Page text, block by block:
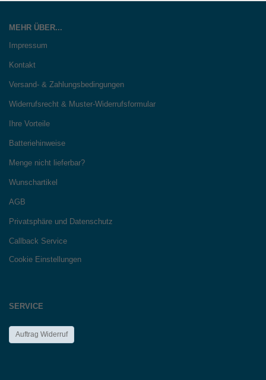
MEHR ÜBER...
Impressum
Kontakt
Versand- & Zahlungsbedingungen
Widerrufsrecht & Muster-Widerrufsformular
Ihre Vorteile
Batteriehinweise
Menge nicht lieferbar?
Wunschartikel
AGB
Privatsphäre und Datenschutz
Callback Service
Cookie Einstellungen
SERVICE
Auftrag Widerruf